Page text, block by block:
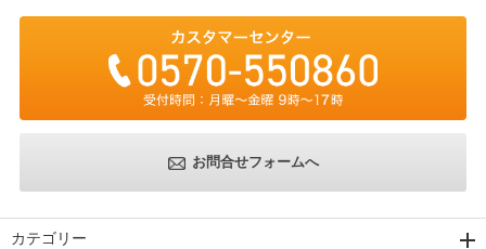
お問合せフォームへ
カテゴリー